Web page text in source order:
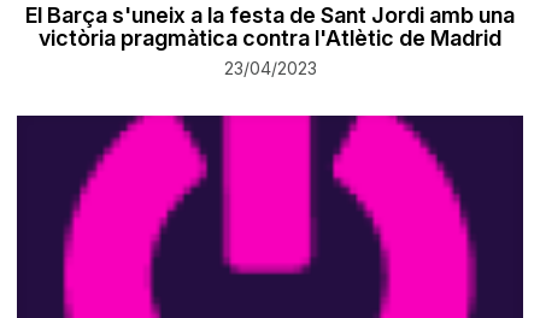
El Barça s'uneix a la festa de Sant Jordi amb una
victòria pragmàtica contra l'Atlètic de Madrid
23/04/2023